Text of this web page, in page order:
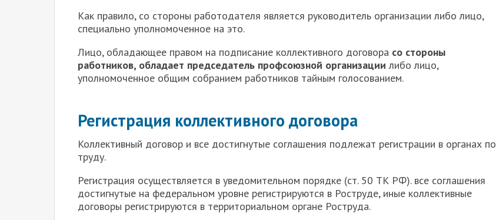
Как правило, со стороны работодателя является руководитель организации либо лицо,
специально уполномоченное на это.
Лицо, обладающее правом на подписание коллективного договора со стороны
работников, обладает председатель профсоюзной организации либо лицо,
уполномоченное общим собранием работников тайным голосованием.
Регистрация коллективного договора
Коллективный договор и все достигнутые соглашения подлежат регистрации в органах по
труду.
Регистрация осуществляется в уведомительном порядке (ст. 50 ТК РФ). все соглашения
достигнутые на федеральном уровне регистрируются в Роструде, иные коллективные
договоры регистрируются в территориальном органе Роструда.